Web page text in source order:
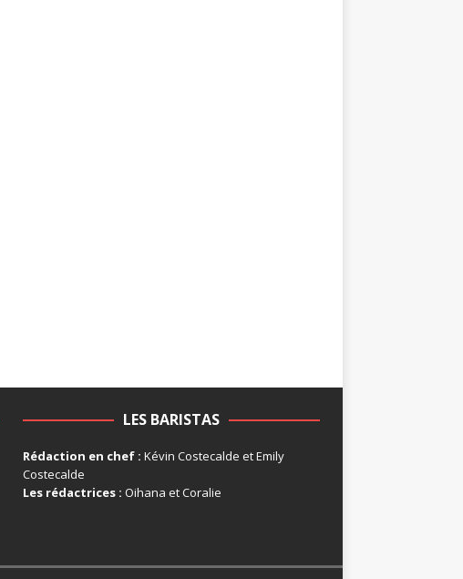
LES BARISTAS
Rédaction en chef : Kévin Costecalde et Emily
Costecalde
Les rédactrices : Oihana et Coralie